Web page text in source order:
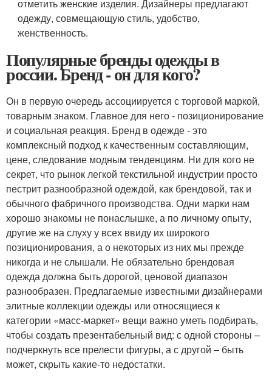
отметить женские изделия. Дизайнеры предлагают
одежду, совмещающую стиль, удобство,
женственность.
Популярные бренды одежды в
россии. Бренд - он для кого?
Он в первую очередь ассоциируется с торговой маркой,
товарным знаком. Главное для него - позиционирование
и социальная реакция. Бренд в одежде - это
комплексный подход к качественным составляющим,
цене, следование модным тенденциям. Ни для кого не
секрет, что рынок легкой текстильной индустрии просто
пестрит разнообразной одеждой, как брендовой, так и
обычного фабричного производства. Одни марки нам
хорошо знакомы не понаслышке, а по личному опыту,
другие же на слуху у всех ввиду их широкого
позиционирования, а о некоторых из них мы прежде
никогда и не слышали. Не обязательно брендовая
одежда должна быть дорогой, ценовой диапазон
разнообразен. Предлагаемые известными дизайнерами
элитные коллекции одежды или относящиеся к
категории «масс-маркет» вещи важно уметь подбирать,
чтобы создать презентабельный вид: с одной стороны –
подчеркнуть все прелести фигуры, а с другой – быть
может, скрыть какие-то недостатки.